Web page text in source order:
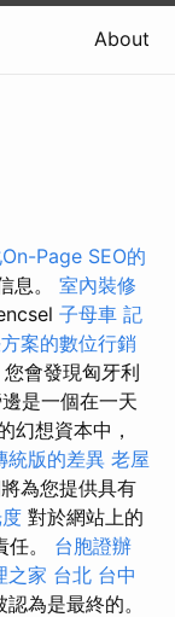
About
Page SEO的
息。 室內裝修
子母車 記
案的數位行銷
會發現匈牙利
是一個在一天
幻想資本中，
統版的差異 老屋
為您提供具有
對於網站上的
。 台胞證辦
之家 台北 台中
為是最終的。